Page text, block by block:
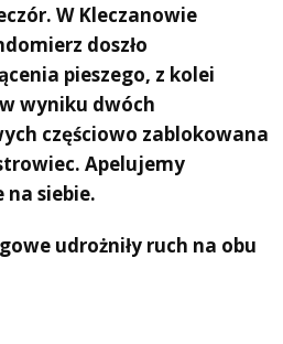
W Kleczanowie
doszło
pieszego, z kolei
wyniku dwóch
częściowo zablokowana
Apelujemy
na siebie.
udrożniły ruch na obu